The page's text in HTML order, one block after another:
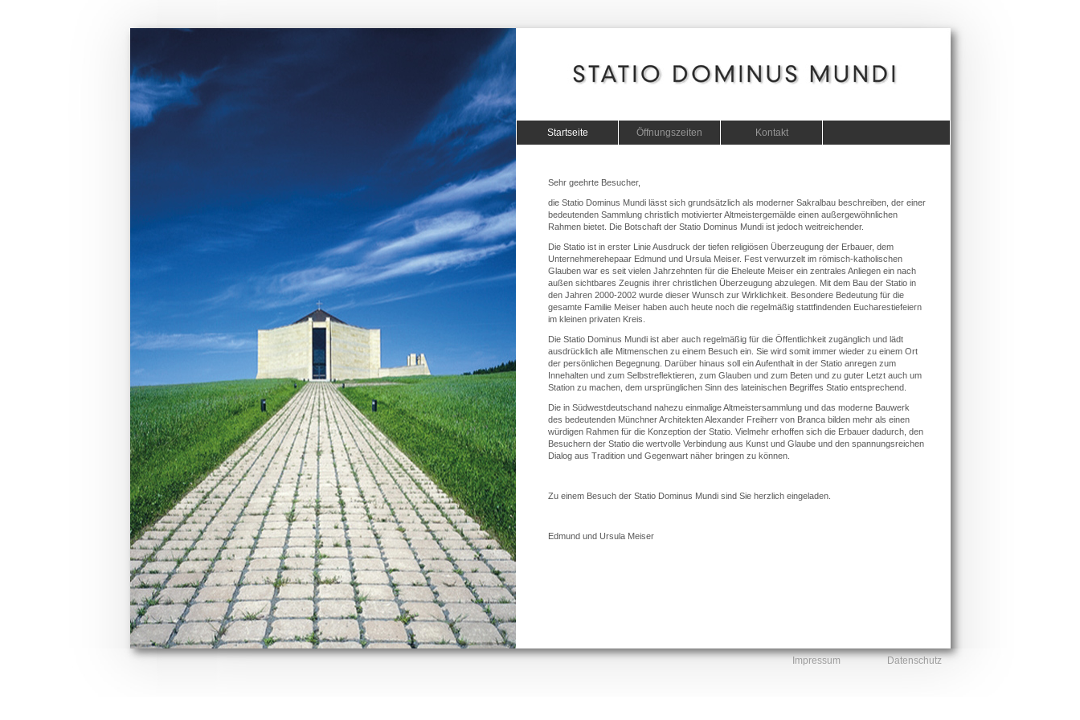
Startseite Öffnungszeiten Kontakt
Sehr geehrte Besucher,
die Statio Dominus Mundi lässt sich grundsätzlich als moderner Sakralbau beschreiben, der einer
bedeutenden Sammlung christlich motivierter Altmeistergemälde einen außergewöhnlichen
Rahmen bietet. Die Botschaft der Statio Dominus Mundi ist jedoch weitreichender.
Die Statio ist in erster Linie Ausdruck der tiefen religiösen Überzeugung der Erbauer, dem
Unternehmerehepaar Edmund und Ursula Meiser. Fest verwurzelt im römisch-katholischen
Glauben war es seit vielen Jahrzehnten für die Eheleute Meiser ein zentrales Anliegen ein nach
außen sichtbares Zeugnis ihrer christlichen Überzeugung abzulegen. Mit dem Bau der Statio in
den Jahren 2000-2002 wurde dieser Wunsch zur Wirklichkeit. Besondere Bedeutung für die
gesamte Familie Meiser haben auch heute noch die regelmäßig stattfindenden Eucharestiefeiern
im kleinen privaten Kreis.
Die Statio Dominus Mundi ist aber auch regelmäßig für die Öffentlichkeit zugänglich und lädt
ausdrücklich alle Mitmenschen zu einem Besuch ein. Sie wird somit immer wieder zu einem Ort
der persönlichen Begegnung. Darüber hinaus soll ein Aufenthalt in der Statio anregen zum
Innehalten und zum Selbstreflektieren, zum Glauben und zum Beten und zu guter Letzt auch um
Station zu machen, dem ursprünglichen Sinn des lateinischen Begriffes Statio entsprechend.
Die in Südwestdeutschand nahezu einmalige Altmeistersammlung und das moderne Bauwerk
des bedeutenden Münchner Architekten Alexander Freiherr von Branca bilden mehr als einen
würdigen Rahmen für die Konzeption der Statio. Vielmehr erhoffen sich die Erbauer dadurch, den
Besuchern der Statio die wertvolle Verbindung aus Kunst und Glaube und den spannungsreichen
Dialog aus Tradition und Gegenwart näher bringen zu können.
Zu einem Besuch der Statio Dominus Mundi sind Sie herzlich eingeladen.
Edmund und Ursula Meiser
Datenschutz
Impressum